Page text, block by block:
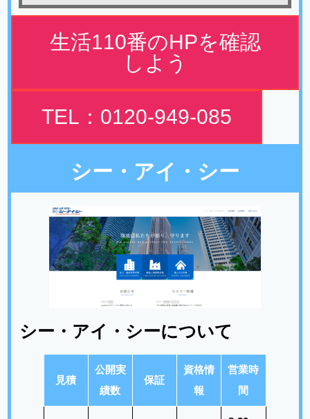
生活110番のHPを確認
しよう
TEL：0120-949-085
シー・アイ・シー
シー・アイ・シーについて
見積
公開実
績数
保証
資格情
報
営業時
間